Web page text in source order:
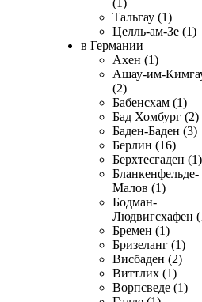
(1)
Тальгау (1)
Целль-ам-Зе (1)
в Германии
Ахен (1)
Ашау-им-
(2)
Бабенсхам (1)
Бад Хомбург (2)
Баден-Баден (3)
Берлин (16)
Берхтесгаден (1)
Бланкенфельде-
Малов (1)
Бодман-
Людвигсхафен
Бремен (1)
Бризеланг (1)
Висбаден (2)
Виттлих (1)
Ворпсведе (1)